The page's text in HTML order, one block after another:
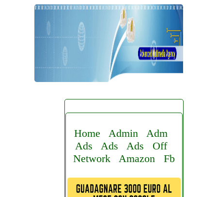
Home Admin
Adm
Ads
Ads Ads
Off
Network
Amazon Fb